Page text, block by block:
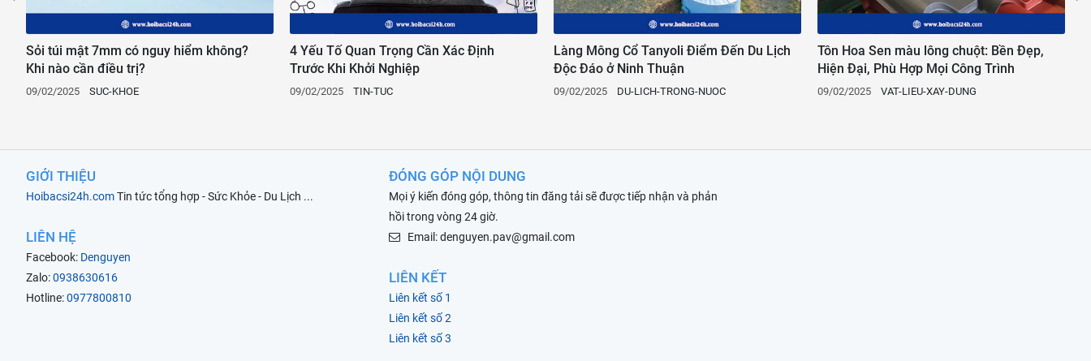
Sỏi túi mật 7mm có nguy hiểm không?
Khi nào cần điều trị?
09/02/2025 SUC-KHOE
4 Yếu Tố Quan Trọng Cần Xác Định
Trước Khi Khởi Nghiệp
09/02/2025 TIN-TUC
Làng Mông Cổ Tanyoli Điểm Đến Du Lịch
Độc Đáo ở Ninh Thuận
09/02/2025 DU-LICH-TRONG-NUOC
Tôn Hoa Sen màu lông chuột: Bền Đẹp,
Hiện Đại, Phù Hợp Mọi Công Trình
09/02/2025 VAT-LIEU-XAY-DUNG
GIỚI THIỆU
Hoibacsi24h.comTin tức tổng hợp - Sức Khỏe - Du Lịch ...
LIÊN HỆ
Facebook: Denguyen
Zalo:0938630616
Hotline:0977800810
ĐÓNG GÓP NỘI DUNG
Mọi ý kiến đóng góp, thông tin đăng tải sẽ được tiếp nhận và phản
hồi trong vòng 24 giờ.
Email: denguyen.pav@gmail.com
LIÊN KẾT
Liên kết số 1
Liên kết số 2
Liên kết số 3